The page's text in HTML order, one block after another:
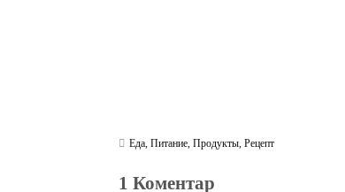
Еда,Питание,Продукты,Рецепт
1 Коментар